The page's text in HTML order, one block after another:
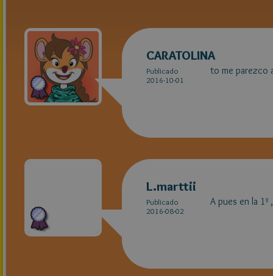
CARATOLINA
Publicado
2016-10-01
to me parezco
L.marttii
Publicado
2016-08-02
A pues en la 1º